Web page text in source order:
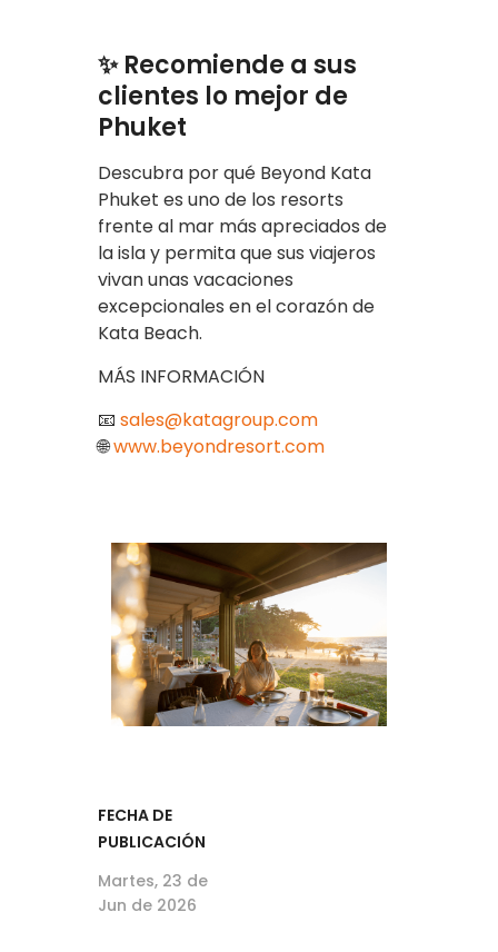
✨ Recomiende a sus
clientes lo mejor de
Phuket
Descubra por qué Beyond Kata
Phuket es uno de los resorts
frente al mar más apreciados de
la isla y permita que sus viajeros
vivan unas vacaciones
excepcionales en el corazón de
Kata Beach.
MÁS INFORMACIÓN
📧 sales@katagroup.com
🌐www.beyondresort.com
FECHA DE
PUBLICACIÓN
Martes, 23 de
Jun de 2026